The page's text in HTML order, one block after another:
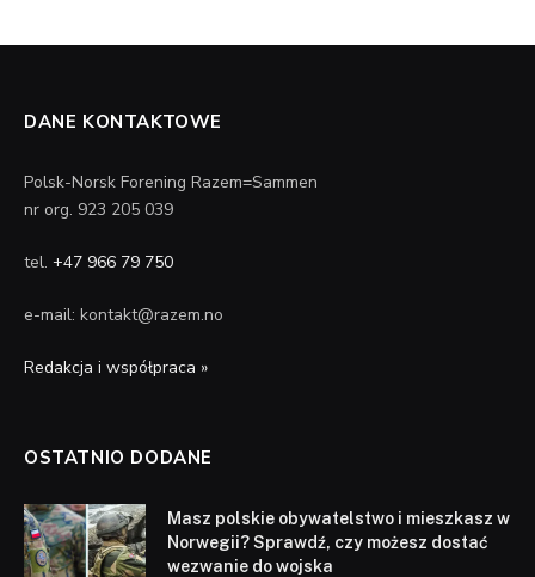
DANE KONTAKTOWE
Polsk-Norsk Forening Razem=Sammen
nr org. 923 205 039
tel. +47 966 79 750
e-mail: kontakt@razem.no
Redakcja i współpraca »
OSTATNIO DODANE
Masz polskie obywatelstwo i mieszkasz w
Norwegii? Sprawdź, czy możesz dostać
wezwanie do wojska